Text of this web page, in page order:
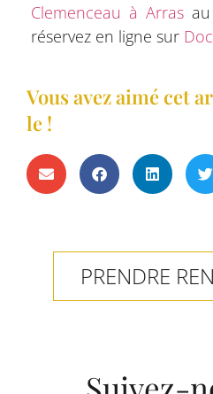
Clemenceau à Arrasau
réservez en ligne sur
Vous avez aimé cet
le !
PRENDRE